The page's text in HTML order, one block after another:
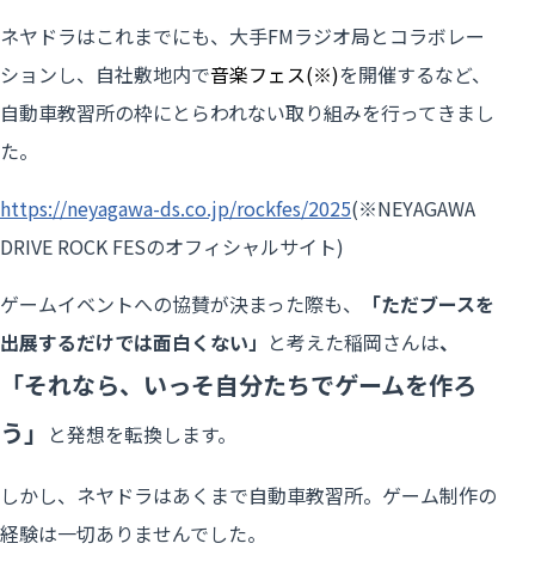
ネヤドラはこれまでにも、大手FMラジオ局とコラボレー
ションし、自社敷地内で音楽フェス(※)を開催するなど、
自動車教習所の枠にとらわれない取り組みを行ってきまし
た。
https://neyagawa-ds.co.jp/rockfes/2025(※NEYAGAWA
DRIVE ROCK FESのオフィシャルサイト)
ゲームイベントへの協賛が決まった際も、
「ただブースを
出展するだけでは面白くない」 と考えた稲岡さんは、
「それなら、いっそ自分たちでゲームを作ろ
う」
と発想を転換します。
しかし、ネヤドラはあくまで自動車教習所。ゲーム制作の
経験は一切ありませんでした。